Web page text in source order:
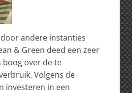
andere instanties
& Green deed een zeer
boog over de te
Volgens de
investeren in een